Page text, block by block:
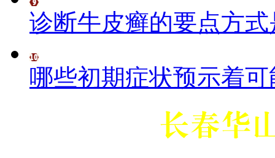
诊断牛皮癣的要点方
哪些初期症状预示着